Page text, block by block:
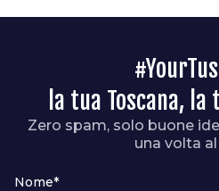
la tua Toscana,
Zero spam, solo buone
una volta
Nome*